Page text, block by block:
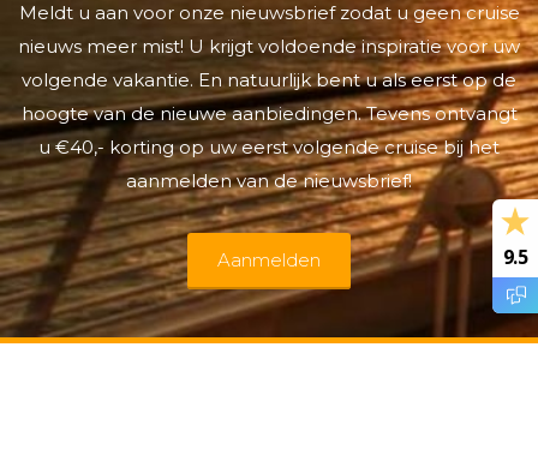
9.5
Meldt u aan voor onze nieuwsbrief zodat u geen cruise
nieuws meer mist! U krijgt voldoende inspiratie voor uw
volgende vakantie. En natuurlijk bent u als eerst op de
hoogte van de nieuwe aanbiedingen. Tevens ontvangt
u €40,- korting op uw eerst volgende cruise bij het
aanmelden van de nieuwsbrief!
Aanmelden